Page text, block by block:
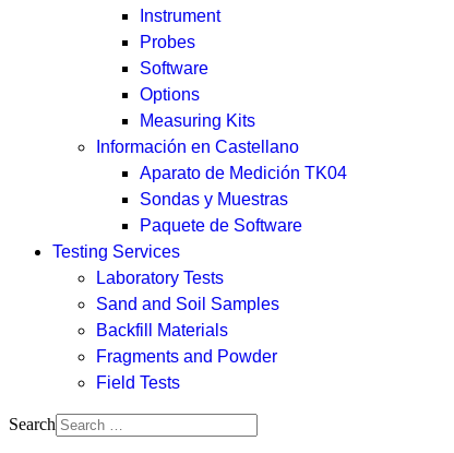
Instrument
Probes
Software
Options
Measuring Kits
Información en Castellano
Aparato de Medición TK04
Sondas y Muestras
Paquete de Software
Testing Services
Laboratory Tests
Sand and Soil Samples
Backfill Materials
Fragments and Powder
Field Tests
Search